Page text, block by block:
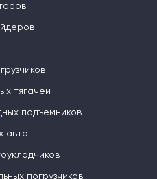
тягачей
подъемников
авто
погрузчиков